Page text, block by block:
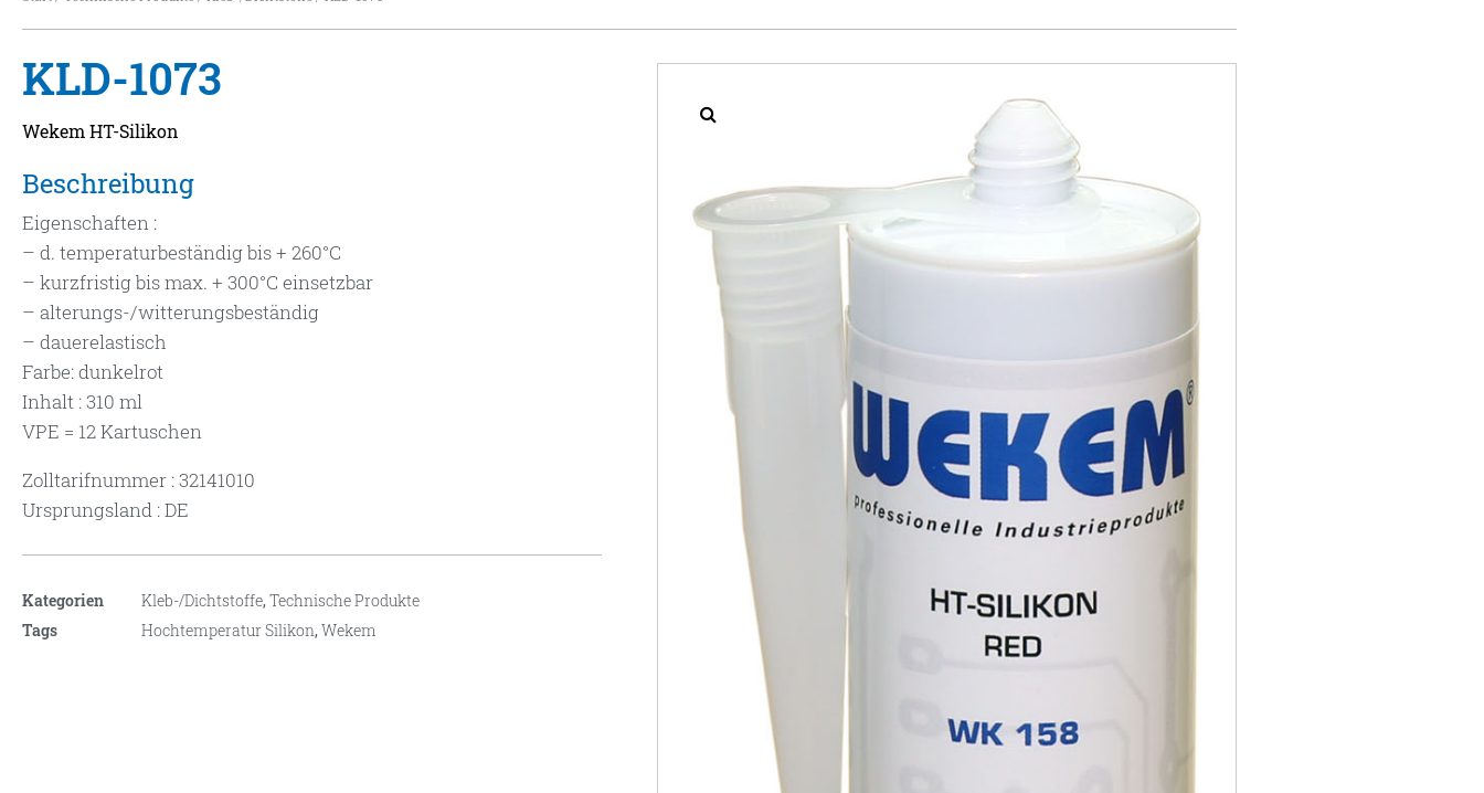
KLD-1073
Wekem HT-Silikon
Beschreibung
Eigenschaften :
– d. temperaturbeständig bis + 260°C
– kurzfristig bis max. + 300°C einsetzbar
– alterungs-/witterungsbeständig
– dauerelastisch
Farbe: dunkelrot
Inhalt : 310 ml
VPE = 12 Kartuschen
Zolltarifnummer : 32141010
Ursprungsland : DE
Kategorien Kleb-/Dichtstoffe,Technische Produkte
Tags
Hochtemperatur Silikon,Wekem